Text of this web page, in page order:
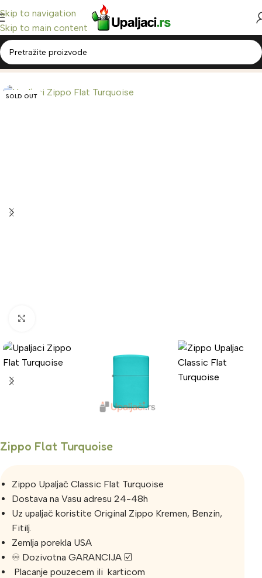
Skip to navigation
Skip to main content
Home/ Zippo Upaljači
SOLD OUT
Zippo Flat Turquoise
Zippo Upaljač Classic Flat Turquoise
Dostava na Vasu adresu 24-48h
Uz upaljač koristite Original Zippo Kremen, Benzin,
Fitilj.
Zemlja porekla USA
♾️ Dozivotna GARANCIJA ☑️
Placanje pouzecem ili karticom